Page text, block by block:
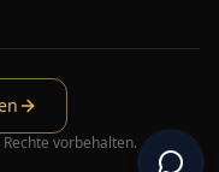
vorbehalten.